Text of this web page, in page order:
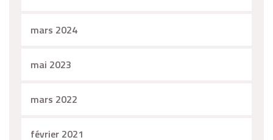
mars 2024
mai 2023
mars 2022
février 2021